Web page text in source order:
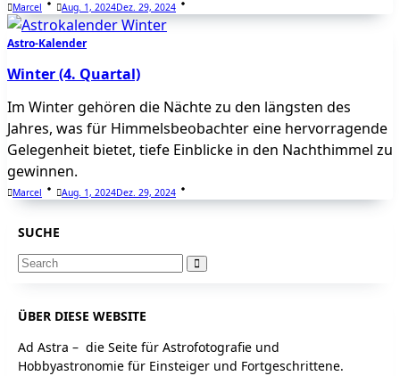
Marcel Aug. 1, 2024Dez. 29, 2024
Astro-Kalender
Winter (4. Quartal)
Im Winter gehören die Nächte zu den längsten des
Jahres, was für Himmelsbeobachter eine hervorragende
Gelegenheit bietet, tiefe Einblicke in den Nachthimmel zu
gewinnen.
Marcel Aug. 1, 2024Dez. 29, 2024
SUCHE
Search
ÜBER DIESE WEBSITE
Ad Astra – die Seite für Astrofotografie und
Hobbyastronomie für Einsteiger und Fortgeschrittene.